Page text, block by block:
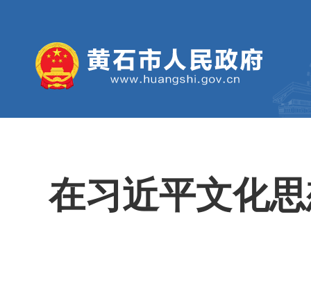
在习近平文化